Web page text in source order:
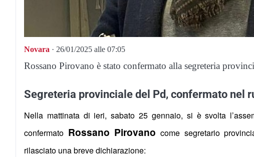
Novara · 26/01/2025 alle 07:05
Rossano Pirovano è stato confermato alla segreteria
Segreteria provinciale del Pd, confermato nel
Nella mattinata di ieri, sabato 25 gennaio, si è svolta
confermato Rossano Pirovano come segretario
rilasciato una breve dichiarazione: